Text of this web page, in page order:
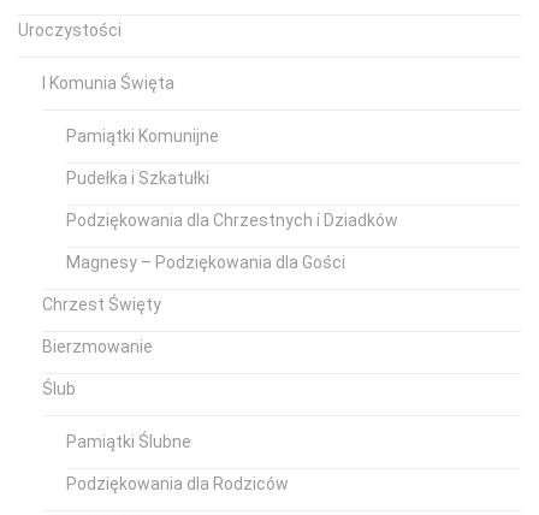
Uroczystości
I Komunia Święta
Pamiątki Komunijne
Pudełka i Szkatułki
Podziękowania dla Chrzestnych i Dziadków
Magnesy – Podziękowania dla Gości
Chrzest Święty
Bierzmowanie
Ślub
Pamiątki Ślubne
Podziękowania dla Rodziców